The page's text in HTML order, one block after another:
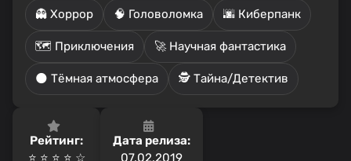
👻 Хоррор 🧠 Головоломка 🌆 Киберпанк
🗺️ Приключения 🚀 Научная фантастика
🌑 Тёмная атмосфера 🕵️ Тайна/Детектив
Рейтинг:
⭐ ⭐ ⭐ ⭐️ ☆
Дата релиза:
07.02.2019